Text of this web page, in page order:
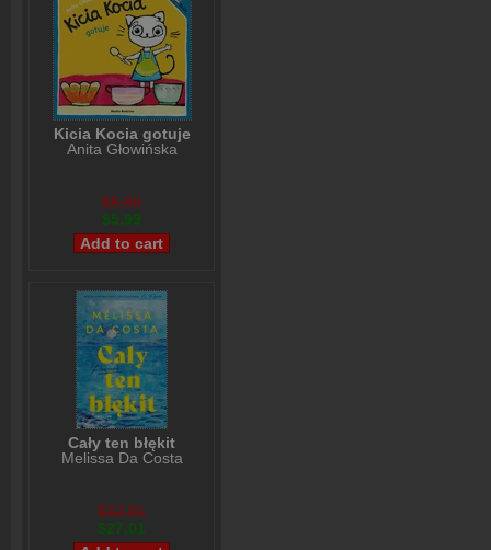
Kicia Kocia gotuje
Anita Głowińska
$8,00
$5,99
Cały ten błękit
Melissa Da Costa
$32,81
$27,01